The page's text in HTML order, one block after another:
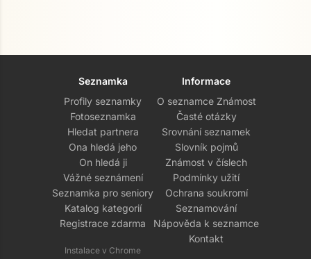
Seznamka
Profily seznamky
Fotoseznamka
Hledat partnera
Ona hledá jeho
On hledá ji
Vážné seznámení
Seznamka pro seniory
Katalog kategorií
Registrace zdarma
Instalace v Chrome
Informace
O seznamce Známost
Časté otázky
Srovnání seznamek
Slovník pojmů
Známost v číslech
Podmínky užití
Ochrana soukromí
Seznamování
Nápověda k seznamce
Kontakt